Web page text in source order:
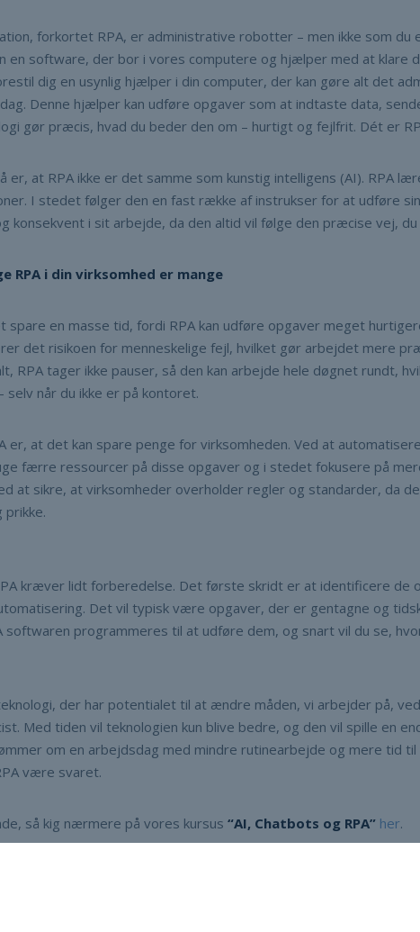
forkortet RPA, er administrative robotter – men ikke som du
en software, der bor i vores computere og hjælper med at klare
dig en usynlig hjælper i din computer, der kan gøre alt det
Denne hjælper kan udføre opgaver som at indtaste data,
gør præcis, hvad du beder den om – hurtigt og fejlfrit. Dét er
er, at RPA ikke er det samme som kunstig intelligens (AI). RPA
I stedet følger den en fast række af instrukser for at udføre
konsekvent i sit arbejde, da den altid vil følge den præcise vej, du
RPA i din virksomhed er mange
en masse tid, fordi RPA kan udføre opgaver meget
det risikoen for menneskelige fejl, hvilket gør arbejdet mere
RPA tager ikke pauser, så den kan arbejde hele døgnet rundt,
selv når du ikke er på kontoret.
er, at det kan spare penge for virksomheden. Ved at
færre ressourcer på disse opgaver og i stedet fokusere på
at sikre, at virksomheder overholder regler og standarder, da
prikke.
kræver lidt forberedelse. Det første skridt er at identificere de
Det vil typisk være opgaver, der er gentagne og
softwaren programmeres til at udføre dem, og snart vil du se,
der har potentialet til at ændre måden, vi arbejder på,
Med tiden vil teknologien kun blive bedre, og den vil spille en
om en arbejdsdag med mindre rutinearbejde og mere tid
være svaret.
så kig nærmere på vores kursus “AI, Chatbots og RPA” her.